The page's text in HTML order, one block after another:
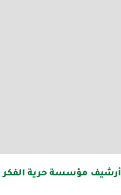
أرشيف مؤسسة حرية الفكر